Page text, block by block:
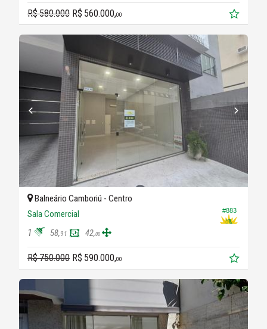
R$ 580.000 R$ 560.000,00
#883
Balneário Camboriú - Centro
Sala Comercial
1 58,91 42,00
R$ 750.000 R$ 590.000,00